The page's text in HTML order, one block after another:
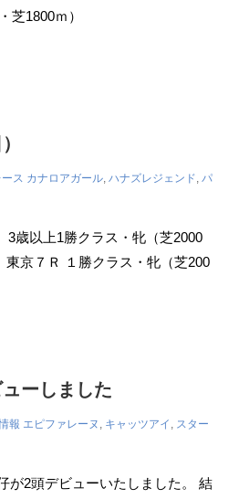
芝1800ｍ）
ース カナロアガール, ハナズレジェンド, パ
歳以上1勝クラス・牝（芝2000
東京７Ｒ １勝クラス・牝（芝200
ーしました
報 エピファレーヌ , キャッツアイ , スター
が2頭デビューいたしました。 結